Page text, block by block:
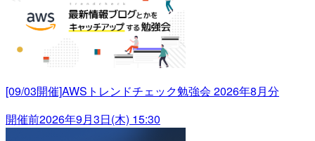
[09/03開催]AWSトレンドチェック勉強会 2026年8月分
開催前2026年9月3日(木) 15:30